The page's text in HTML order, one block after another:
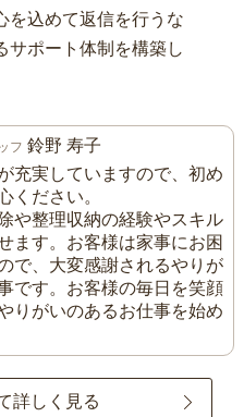
を込めて返信を行うな
サポート体制を構築し
フ 鈴野 寿子
充実していますので、初め
ください。
や整理収納の経験やスキル
ます。お客様は家事にお困
で、大変感謝されるやりが
です。お客様の毎日を笑顔
りがいのあるお仕事を始め
詳しく見る